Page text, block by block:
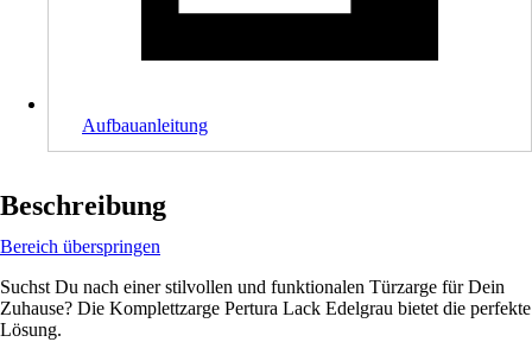
Aufbauanleitung
Beschreibung
Bereich überspringen
Suchst Du nach einer stilvollen und funktionalen Türzarge für Dein
Zuhause? Die Komplettzarge Pertura Lack Edelgrau bietet die perfekte
Lösung.